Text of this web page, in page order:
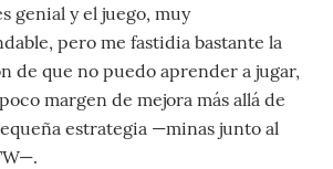
genial y el juego, muy
pero me fastidia bastante la
de que no puedo aprender a jugar,
margen de mejora más allá de
estrategia —minas junto al